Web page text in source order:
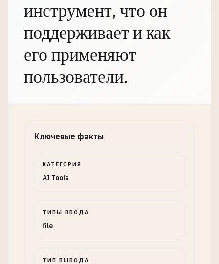
инструмент, что он
поддерживает и как
его применяют
пользователи.
Ключевые факты
КАТЕГОРИЯ
AI Tools
ТИПЫ ВВОДА
file
ТИП ВЫВОДА